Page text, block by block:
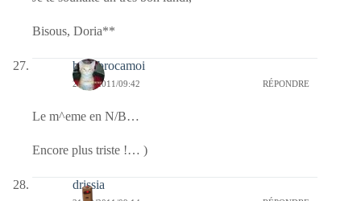
Bisous, Doria**
bricabrocamoi
21/02/2011/09:42 RÉPONDRE
Le m^eme en N/B…
Encore plus triste !… )
drissia